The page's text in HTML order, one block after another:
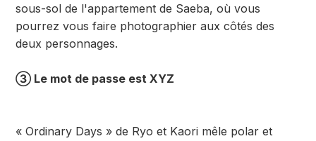
sous-sol de l'appartement de Saeba, où vous
pourrez vous faire photographier aux côtés des
deux personnages.
③ Le mot de passe est XYZ
« Ordinary Days » de Ryo et Kaori mêle polar et